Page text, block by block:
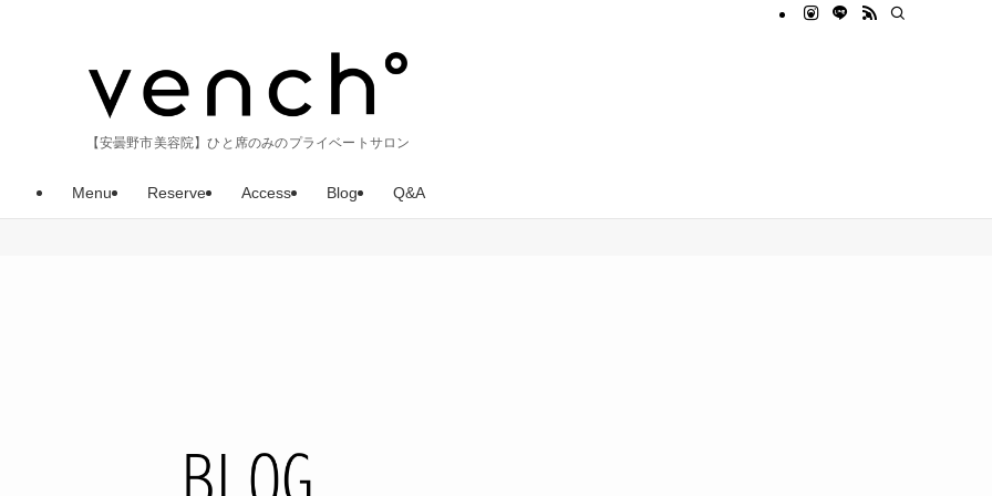
【安曇野市美容院】ひと席のみのプライベートサロン
Menu Reserve Access Blog Q&A